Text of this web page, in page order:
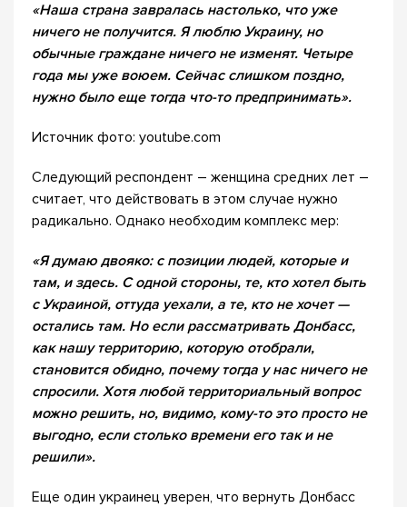
«Наша страна завралась настолько, что уже
ничего не получится. Я люблю Украину, но
обычные граждане ничего не изменят. Четыре
года мы уже воюем. Сейчас слишком поздно,
нужно было еще тогда что-то предпринимать».
Источник фото: youtube.com
Следующий респондент – женщина средних лет –
считает, что действовать в этом случае нужно
радикально. Однако необходим комплекс мер:
«Я думаю двояко: с позиции людей, которые и
там, и здесь. С одной стороны, те, кто хотел быть
с Украиной, оттуда уехали, а те, кто не хочет —
остались там. Но если рассматривать Донбасс,
как нашу территорию, которую отобрали,
становится обидно, почему тогда у нас ничего не
спросили. Хотя любой территориальный вопрос
можно решить, но, видимо, кому-то это просто не
выгодно, если столько времени его так и не
решили».
Еще один украинец уверен, что вернуть Донбасс